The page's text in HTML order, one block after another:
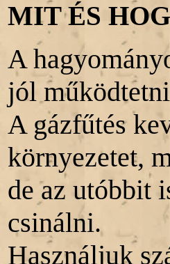
MIT ÉS
A
jól
A gázfűtés
környezetet,
de az utóbbit
csinálni.
Használjuk